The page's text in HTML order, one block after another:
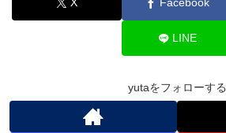
b
dI A
p
p
X Facebook
LINE
yutaをフォローする